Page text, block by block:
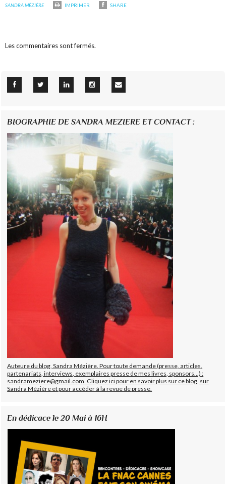
SANDRA MÉZIÈRE
IMPRIMER SHARE
Les commentaires sont fermés.
BIOGRAPHIE DE SANDRA MEZIERE ET CONTACT :
Auteure du blog, Sandra Mézière. Pour toute demande (presse, articles,
partenariats, interviews, exemplaires presse de mes livres, sponsors...) :
sandrameziere@gmail.com. Cliquez ici pour en savoir plus sur ce blog, sur
Sandra Mézière et pour accéder à la revue de presse.
En dédicace le 20 Mai à 16H